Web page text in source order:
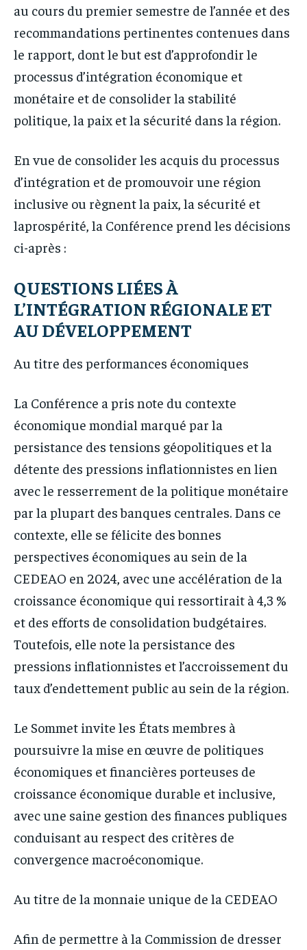
au cours du premier semestre de l’année et des
recommandations pertinentes contenues dans
le rapport, dont le but est d’approfondir le
processus d’intégration économique et
monétaire et de consolider la stabilité
politique, la paix et la sécurité dans la région.
En vue de consolider les acquis du processus
d’intégration et de promouvoir une région
inclusive ou règnent la paix, la sécurité et
laprospérité, la Conférence prend les décisions
ci-après :
QUESTIONS LIÉES À
L’INTÉGRATION RÉGIONALE ET
AU DÉVELOPPEMENT
Au titre des performances économiques
La Conférence a pris note du contexte
économique mondial marqué par la
persistance des tensions géopolitiques et la
détente des pressions inflationnistes en lien
avec le resserrement de la politique monétaire
par la plupart des banques centrales. Dans ce
contexte, elle se félicite des bonnes
perspectives économiques au sein de la
CEDEAO en 2024, avec une accélération de la
croissance économique qui ressortirait à 4,3 %
et des efforts de consolidation budgétaires.
Toutefois, elle note la persistance des
pressions inflationnistes et l’accroissement du
taux d’endettement public au sein de la région.
Le Sommet invite les États membres à
poursuivre la mise en œuvre de politiques
économiques et financières porteuses de
croissance économique durable et inclusive,
avec une saine gestion des finances publiques
conduisant au respect des critères de
convergence macroéconomique.
Au titre de la monnaie unique de la CEDEAO
Afin de permettre à la Commission de dresser